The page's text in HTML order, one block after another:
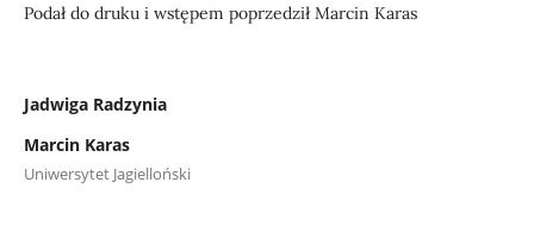
Podał do druku i wstępem poprzedził Marcin Karas
Jadwiga Radzynia
Marcin Karas
Uniwersytet Jagielloński